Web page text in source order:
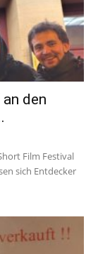
an den
Film Festival
sich Entdecker